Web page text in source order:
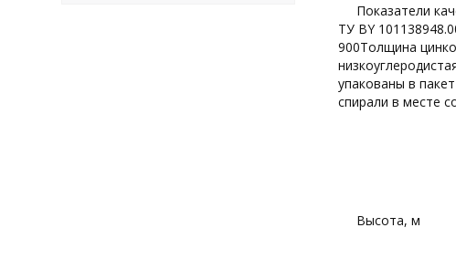
Показатели
ТУ BY
900Толщина
упакованы в
спирали в месте
Высота, м